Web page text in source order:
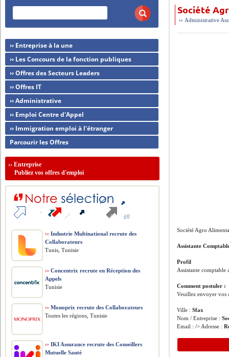
Société
›› Administrative
Société Agro
Assistante
Profil
Assistante comptable
Comment postuler :
Veuillez envoyer vos
Ville :Sfax
Nom / Entreprise :
Email : /> Adresse :
›› Entreprise à la une
›› Les Concours de la fonction publiques
›› Offres des Secteurs Leaders
›› Offres IT
›› Administrative
›› Emploi Centre d'Appel
›› Immigration emploi à l'étranger
Parcourir les Offres
››Entreprise
Publiez vos offres d'emploi
›› Industrie Multinational recrute des
Collaborateurs
Tunis, Tunisie
›› Concentrix recrute en Réception des
Appels
Tunisie
›› Monoprix recrute des Collaborateurs
Toutes les régions, Tunisie
›› IKI Assurance recrute des Conseillers
Mutuelle Santé